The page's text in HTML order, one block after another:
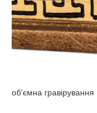
об'ємна гравірування